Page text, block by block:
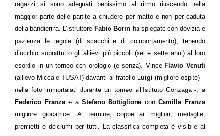
ragazzi si sono adeguati benissimo al ritmo riuscendo nella
maggior parte delle partite a chiudere per matto e non per caduta
della bandierina. L’istruttore Fabio Borin ha spiegato con dovizia e
pazienza le regole (di scacchi e di comportamento), tenendo
d’occhio soprattutto gli allievi più piccoli (sei e sette anni) al loro
esordio in un torneo con orologio (e senza). Vince Flavio Venuti
(allievo Micca e TUSAT) davanti al fratello Luigi (migliore ospite) –
nella foto immortalati durante un torneo all’Istituto Gonzaga -, a
Federico Franzae a Stefano Bottiglione conCamilla Franza
migliore giocatrice. Al termine, coppe ai migliori, medaglie,
premietti e dolciumi per tutti. La classifica completa è visibile al